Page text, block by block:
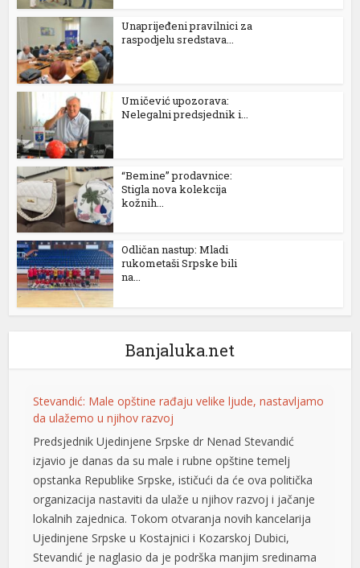
Unaprijeđeni pravilnici za
raspodjelu sredstava...
Umičević upozorava:
Nelegalni predsjednik i...
“Bemine” prodavnice:
Stigla nova kolekcija
kožnih...
Odličan nastup: Mladi
rukometaši Srpske bili
na...
Banjaluka.net
Stevandić: Male opštine rađaju velike ljude, nastavljamo
da ulažemo u njihov razvoj
Predsjednik Ujedinjene Srpske dr Nenad Stevandić
izjavio je danas da su male i rubne opštine temelj
opstanka Republike Srpske, ističući da će ova politička
organizacija nastaviti da ulaže u njihov razvoj i jačanje
lokalnih zajednica. Tokom otvaranja novih kancelarija
Ujedinjene Srpske u Kostajnici i Kozarskoj Dubici,
Stevandić je naglasio da je podrška manjim sredinama